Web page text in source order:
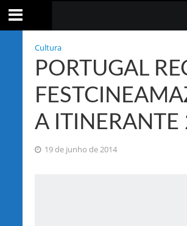
Cultura
PORTUGAL
A ITINERANTE
19 de junho de 2014